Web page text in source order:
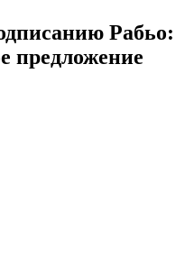
Рабьо:
предложение